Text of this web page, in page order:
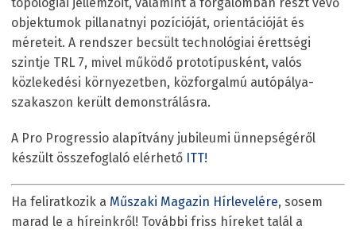
objektumok pillanatnyi pozícióját, orientációját és
méreteit. A rendszer becsült technológiai érettségi
szintje TRL 7, mivel működő prototípusként, valós
közlekedési környezetben, közforgalmú autópálya-
szakaszon került demonstrálásra.
A Pro Progressio alapítvány jubileumi ünnepségéről
készült összefoglaló elérhető ITT!
Ha feliratkozik a Műszaki Magazin Hírlevelére, sosem
marad le a híreinkről! További friss híreket talál a